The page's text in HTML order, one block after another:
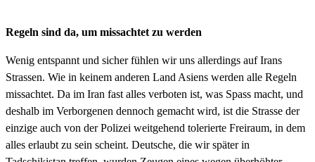
Regeln sind da, um missachtet zu werden
Wenig entspannt und sicher fühlen wir uns allerdings auf Irans
Strassen. Wie in keinem anderen Land Asiens werden alle Regeln
missachtet. Da im Iran fast alles verboten ist, was Spass macht, und
deshalb im Verborgenen dennoch gemacht wird, ist die Strasse der
einzige auch von der Polizei weitgehend tolerierte Freiraum, in dem
alles erlaubt zu sein scheint. Deutsche, die wir später in